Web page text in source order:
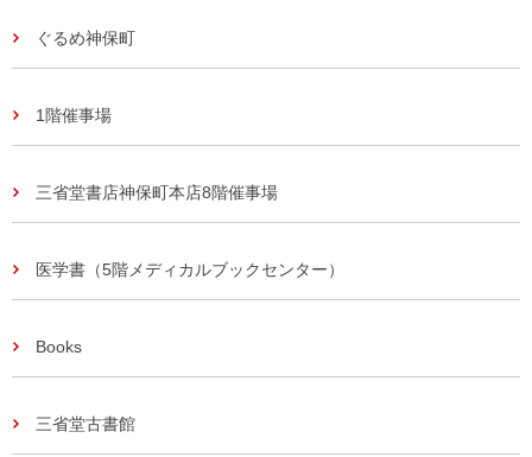
ぐるめ神保町
1階催事場
三省堂書店神保町本店8階催事場
医学書（5階メディカルブックセンター）
Books
三省堂古書館